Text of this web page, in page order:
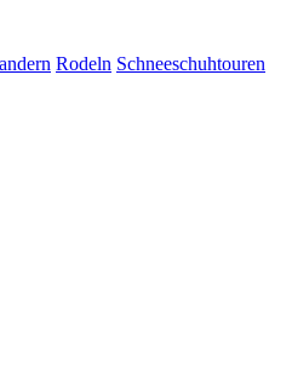
Rodeln Schneeschuhtouren